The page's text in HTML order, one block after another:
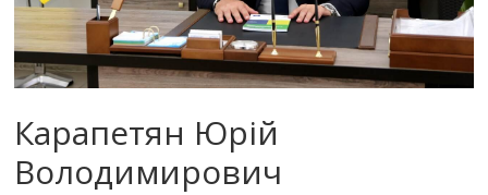
Карапетян Юрій
Володимирович